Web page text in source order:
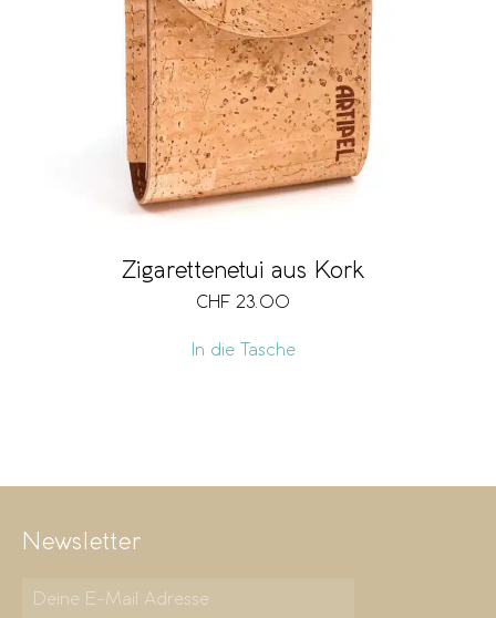
Zigarettenetui aus Kork
CHF 23.00
In die Tasche
Newsletter